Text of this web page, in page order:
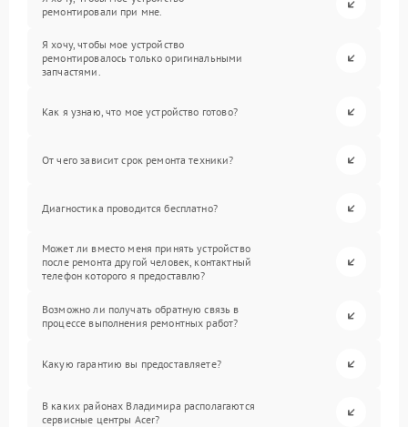
ремонтировали при мне.
Я хочу, чтобы мое устройство
ремонтировалось только оригинальными
запчастями.
Как я узнаю, что мое устройство готово?
От чего зависит срок ремонта техники?
Диагностика проводится бесплатно?
Может ли вместо меня принять устройство
после ремонта другой человек, контактный
телефон которого я предоставлю?
Возможно ли получать обратную связь в
процессе выполнения ремонтных работ?
Какую гарантию вы предоставляете?
В каких районах Владимира располагаются
сервисные центры Acer?